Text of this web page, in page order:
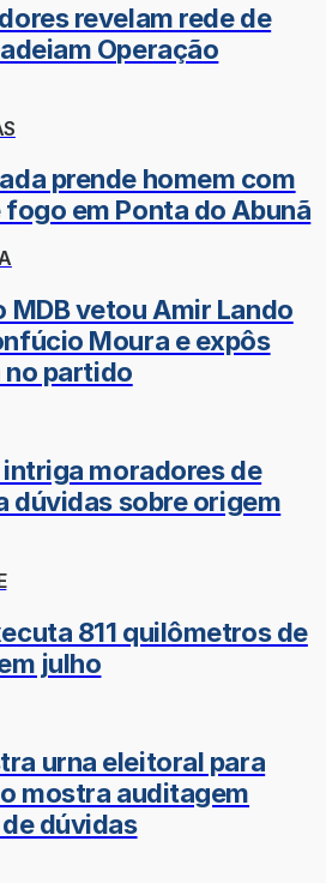
revelam rede de
Operação
prende homem com
em Ponta do Abunã
MDB vetou Amir Lando
Moura e expôs
partido
moradores de
dúvidas sobre origem
811 quilômetros de
julho
urna eleitoral para
mostra auditagem
dúvidas